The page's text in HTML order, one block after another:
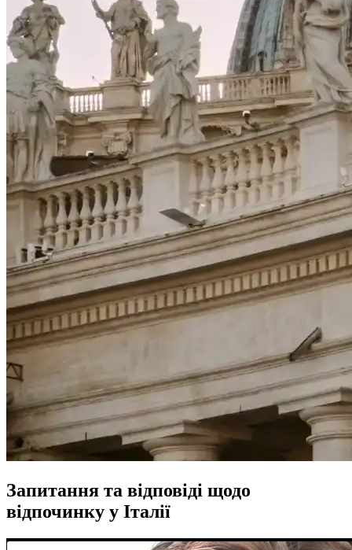
Запитання та відповіді щодо
відпочинку у Італії